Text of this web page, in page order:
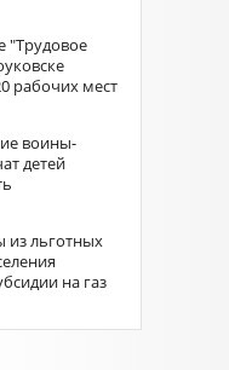
"Трудовое
рабочих мест
воины-
детей
из льготных
на газ